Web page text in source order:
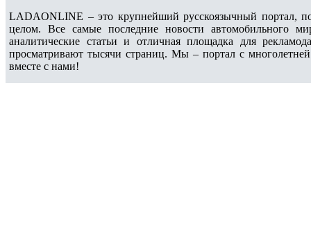
LADAONLINE – это крупнейший русскоязычный портал,
целом. Все самые последние новости автомобильного
аналитические статьи и отличная площадка для
просматривают тысячи страниц. Мы – портал с
вместе с нами!